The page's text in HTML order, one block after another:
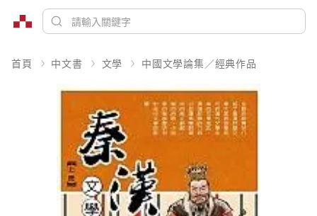
首頁 中文書 文學 中國文學論集／經典作品